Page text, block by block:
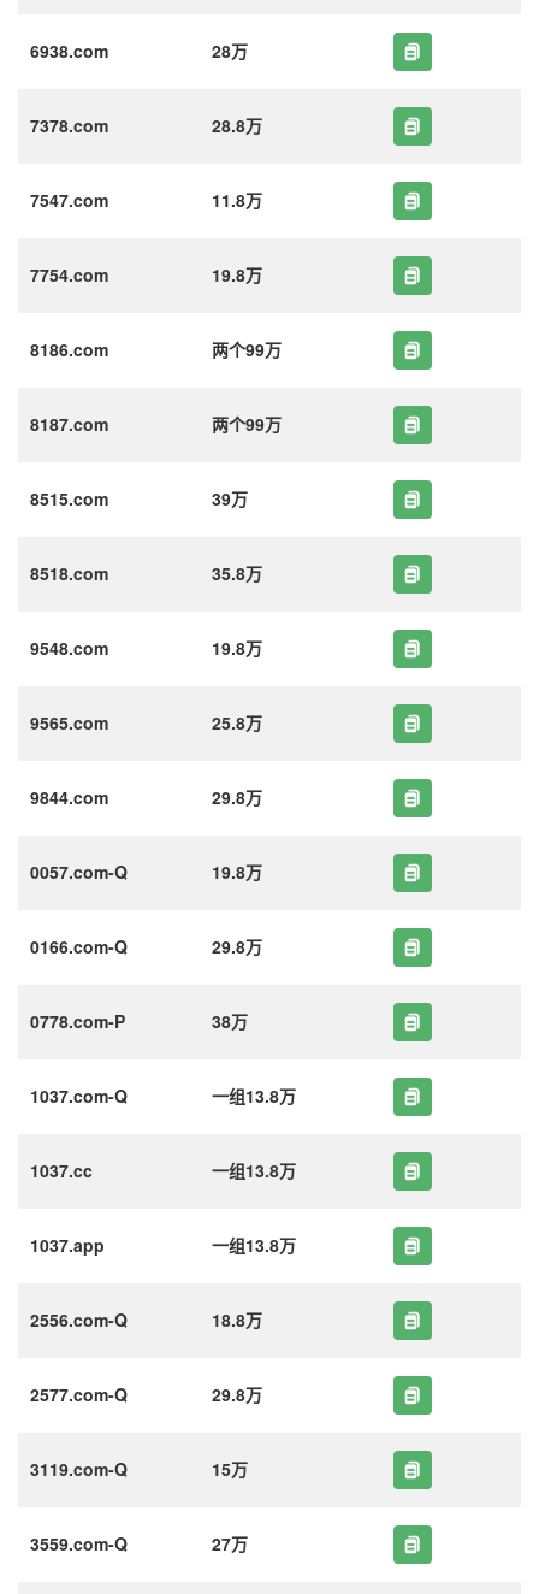
6938.com 28万
7378.com 28.8万
7547.com 11.8万
7754.com 19.8万
8186.com 两个99万
8187.com 两个99万
8515.com 39万
8518.com 35.8万
9548.com 19.8万
9565.com 25.8万
9844.com 29.8万
0057.com-Q 19.8万
0166.com-Q 29.8万
0778.com-P 38万
1037.com-Q 一组13.8万
1037.cc 一组13.8万
1037.app 一组13.8万
2556.com-Q 18.8万
2577.com-Q 29.8万
3119.com-Q 15万
3559.com-Q 27万